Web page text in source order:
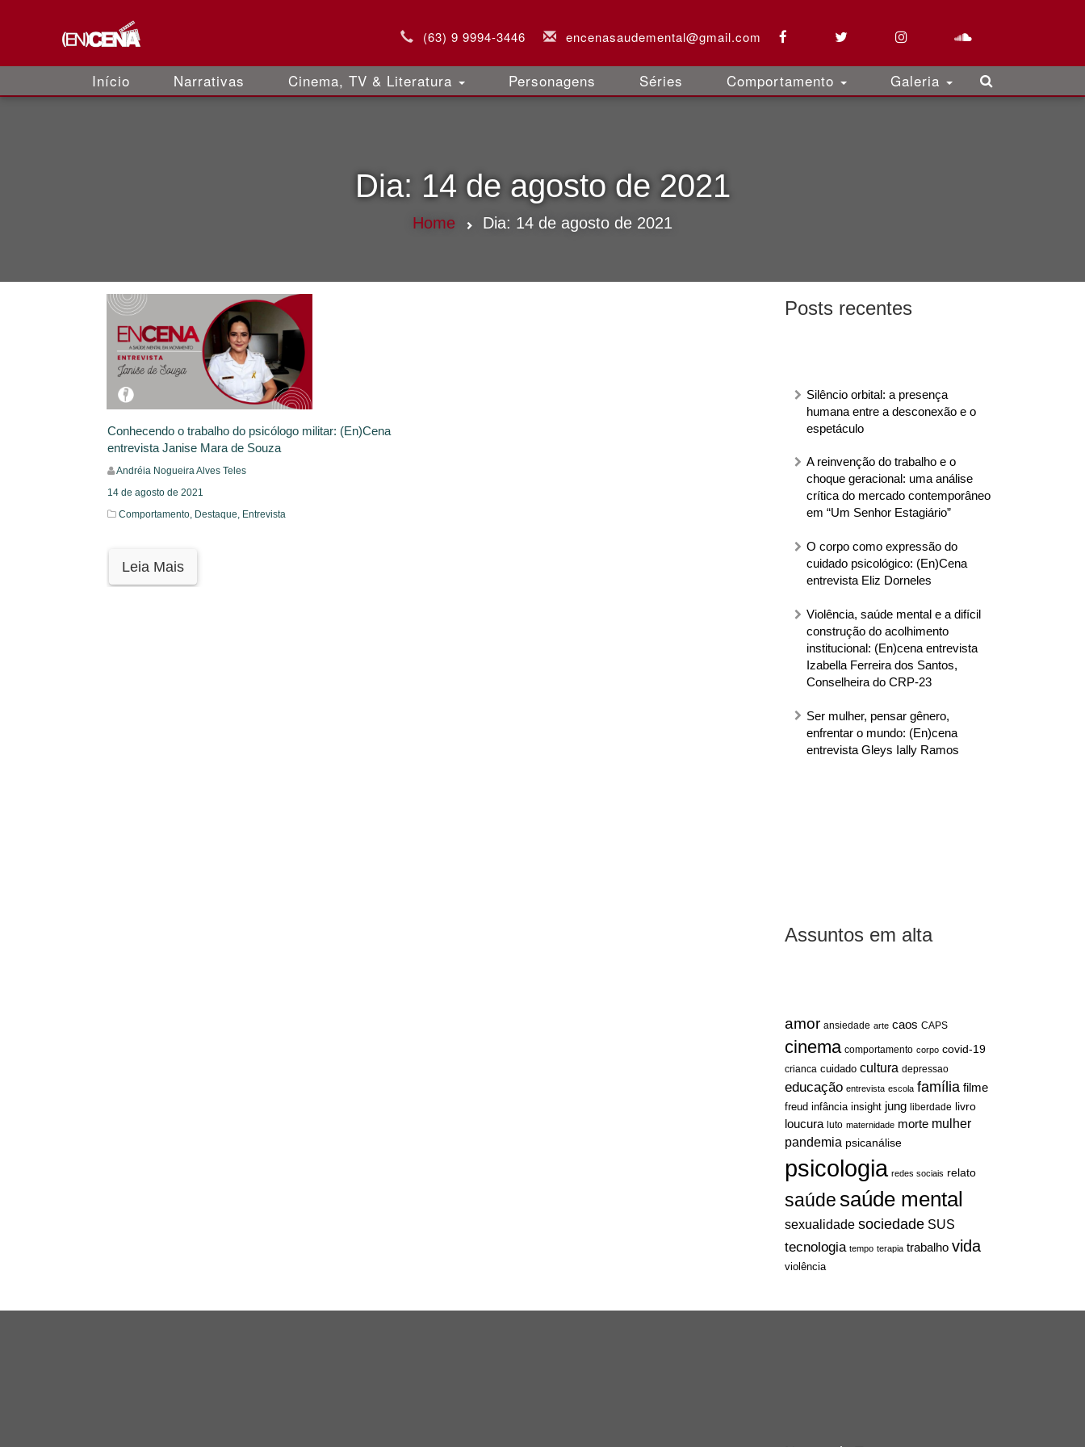
(63) 9 9994-3446 encenasaudemental@gmail.com
Início Narrativas Cinema, TV & Literatura Personagens Séries Comportamento Galeria
Dia: 14 de agosto de 2021
Home Dia: 14 de agosto de 2021
Posts recentes
Silêncio orbital: a presença
humana entre a desconexão e o
espetáculo
A reinvenção do trabalho e o
choque geracional: uma análise
crítica do mercado contemporâneo
em “Um Senhor Estagiário”
O corpo como expressão do
cuidado psicológico: (En)Cena
entrevista Eliz Dorneles
Violência, saúde mental e a difícil
construção do acolhimento
institucional: (En)cena entrevista
Izabella Ferreira dos Santos,
Conselheira do CRP-23
Ser mulher, pensar gênero,
enfrentar o mundo: (En)cena
entrevista Gleys Ially Ramos
Assuntos em alta
amor ansiedade arte caos CAPS
cinema comportamento corpo covid-19
crianca cuidado cultura depressao
educação entrevista escola família filme
freud infância insight jung liberdade livro
loucura luto maternidade morte mulher
pandemia psicanálise
psicologia redes sociais relato
saúdesaúde mental
sexualidade sociedade SUS
tecnologia tempo terapia trabalho vida
violência
Conhecendo o trabalho do psicólogo militar: (En)Cena
entrevista Janise Mara de Souza
Andréia Nogueira Alves Teles
14 de agosto de 2021
Comportamento, Destaque, Entrevista
Leia Mais